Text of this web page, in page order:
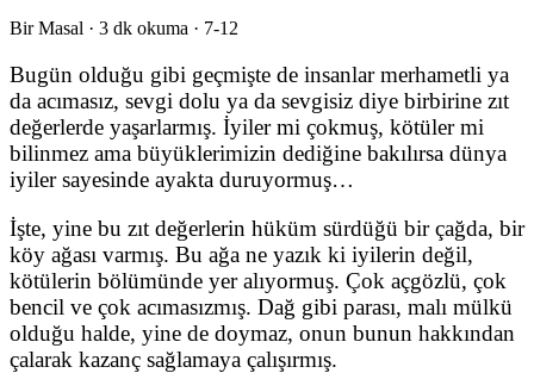
Bir Masal · 3 dk okuma · 7-12
Bugün olduğu gibi geçmişte de insanlar merhametli ya
da acımasız, sevgi dolu ya da sevgisiz diye birbirine zıt
değerlerde yaşarlarmış. İyiler mi çokmuş, kötüler mi
bilinmez ama büyüklerimizin dediğine bakılırsa dünya
iyiler sayesinde ayakta duruyormuş…
İşte, yine bu zıt değerlerin hüküm sürdüğü bir çağda, bir
köy ağası varmış. Bu ağa ne yazık ki iyilerin değil,
kötülerin bölümünde yer alıyormuş. Çok açgözlü, çok
bencil ve çok acımasızmış. Dağ gibi parası, malı mülkü
olduğu halde, yine de doymaz, onun bunun hakkından
çalarak kazanç sağlamaya çalışırmış.